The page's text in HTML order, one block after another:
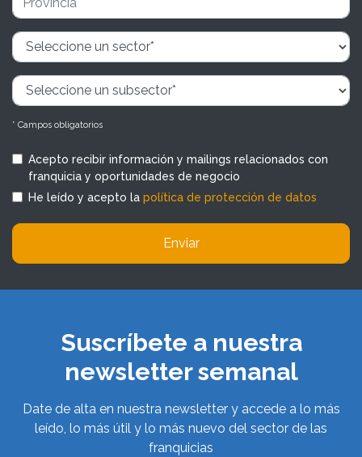
* Campos obligatorios
Acepto recibir información y mailings relacionados con
franquicia y oportunidades de negocio
He leído y acepto la política de protección de datos
Enviar
Suscríbete a nuestra
newsletter semanal
Date de alta en nuestra newsletter y accede a lo más
leído, lo más útil y lo más nuevo del sector de las
franquicias